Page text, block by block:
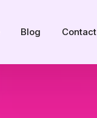
Blog Contact